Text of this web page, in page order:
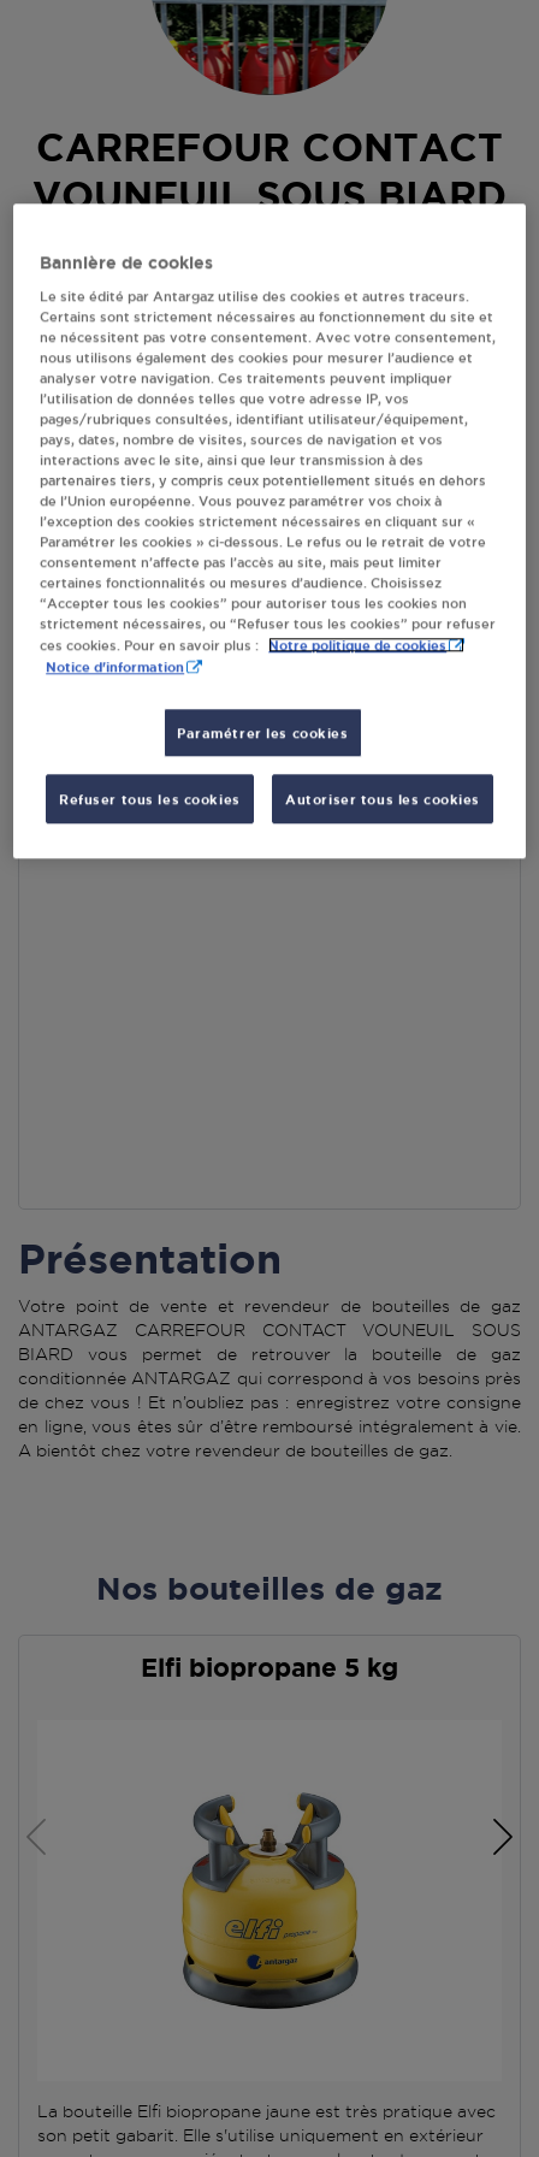
CARREFOUR CONTACT
VOUNEUIL SOUS BIARD
PLACE DE LA CROIX CADET
86580VOUNEUIL SOUS BIARD
Revendeur de bouteilles de gaz
S'Y RENDRE
AFFICHER LE TÉLÉPHONE
RECEVOIR LES COORDONNÉES DU REVENDEUR
En cliquant sur « S’y rendre », j’autorise le traitement
d’informations (dont mon adresse IP) et leur transfert hors UE
par Google Maps afin d’afficher la carte.
En savoir plus
Accès
Présentation
Votre point de vente et revendeur de bouteilles de gaz
ANTARGAZ CARREFOUR CONTACT VOUNEUIL SOUS
BIARD vous permet de retrouver la bouteille de gaz
conditionnée ANTARGAZ qui correspond à vos besoins près
de chez vous ! Et n’oubliez pas : enregistrez votre consigne
en ligne, vous êtes sûr d’être remboursé intégralement à vie.
A bientôt chez votre revendeur de bouteilles de gaz.
Nos bouteilles de gaz
Elfi biopropane 5 kg
La bouteille Elfi biopropane jaune est très pratique avec
son petit gabarit. Elle s'utilise uniquement en extérieur
Bannière de cookies
Le site édité par Antargaz utilise des cookies et autres traceurs.
Certains sont strictement nécessaires au fonctionnement du site et
ne nécessitent pas votre consentement. Avec votre consentement,
nous utilisons également des cookies pour mesurer l’audience et
analyser votre navigation. Ces traitements peuvent impliquer
l’utilisation de données telles que votre adresse IP, vos
pages/rubriques consultées, identifiant utilisateur/équipement,
pays, dates, nombre de visites, sources de navigation et vos
interactions avec le site, ainsi que leur transmission à des
partenaires tiers, y compris ceux potentiellement situés en dehors
de l’Union européenne. Vous pouvez paramétrer vos choix à
l’exception des cookies strictement nécessaires en cliquant sur «
Paramétrer les cookies » ci-dessous. Le refus ou le retrait de votre
consentement n’affecte pas l’accès au site, mais peut limiter
certaines fonctionnalités ou mesures d’audience. Choisissez
“Accepter tous les cookies” pour autoriser tous les cookies non
strictement nécessaires, ou “Refuser tous les cookies” pour refuser
ces cookies. Pour en savoir plus :
Notre politique de cookies
Notice d'information
Paramétrer les cookies
Refuser tous les cookies Autoriser tous les cookies